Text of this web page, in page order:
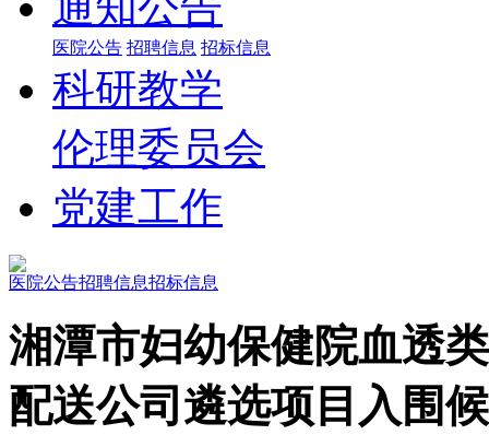
医院公告 招聘信息 招标信息
科研教学
伦理委员会
党建工作
医院公告招聘信息招标信息
湘潭市妇幼保健院血透
配送公司遴选项目入围